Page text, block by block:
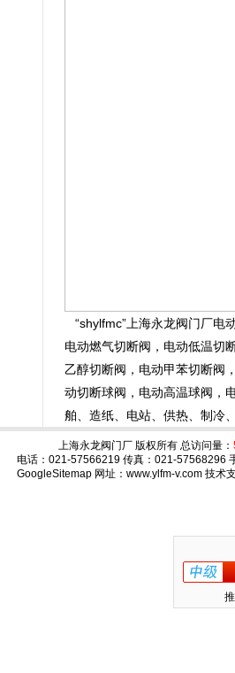
“shylfmc”上海永龙阀门厂电
电动燃气切断阀，电动低温切
乙醇切断阀，电动甲苯切断阀
动切断球阀，电动高温球阀，
舶、造纸、电站、供热、制冷
上海永龙阀门厂 版权所有 总访问量：
电话：021-57566219 传真：021-57568296
GoogleSitemap网址：www.ylfm-v.com 技术